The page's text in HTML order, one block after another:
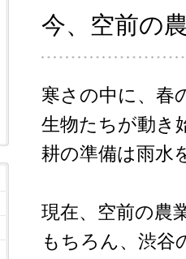
今、空前の
寒さの中に、春
生物たちが動き
耕の準備は雨水
現在、空前の農
もちろん、渋谷